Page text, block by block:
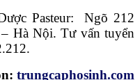
Pasteur: Ngõ 212
Hà Nội. Tư vấn tuyển
trungcaphosinh.com